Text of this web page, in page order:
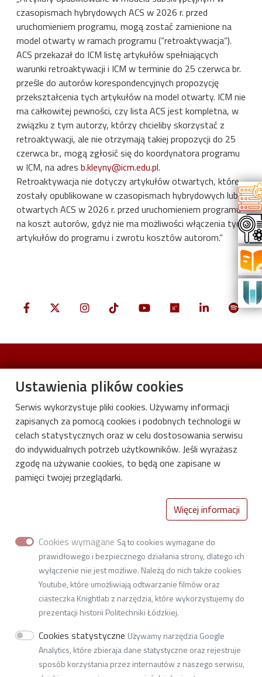
czasopismach hybrydowych ACS w 2026 r. przed
uruchomieniem programu, mogą zostać zamienione na
model otwarty w ramach programu (“retroaktywacja”).
ACS przekazał do ICM listę artykułów spełniających
warunki retroaktywacji i ICM w terminie do 25 czerwca br.
prześle do autorów korespondencyjnych propozycję
przekształcenia tych artykułów na model otwarty. ICM nie
ma całkowitej pewności, czy lista ACS jest kompletna, w
związku z tym autorzy, którzy chcieliby skorzystać z
retroaktywacji, ale nie otrzymają takiej propozycji do 25
czerwca br., mogą zgłosić się do koordynatora programu
w ICM, na adres b.kleyny@icm.edu.pl.
Retroaktywacja nie dotyczy artykułów otwartych, które
zostały opublikowane w czasopismach hybrydowych lub
otwartych ACS w 2026 r. przed uruchomieniem programu
na koszt autorów, gdyż nie ma możliwości włączenia tych
artykułów do programu i zwrotu kosztów autorom.”
Biblioteka Politechniki Łódzkiej
ul. Wólczańska 223, 93-005 Łódź
tel. 42 631 20 73
e-mailoou@lib.p.lodz.pl
Stopka
Biblioteka cyfrowa CYBRA
Dla bibliotekarzy
Identyfikacja wizualna
Kalendarium
Deklaracja dostępności
Ustawienia plików cookies
Serwis wykorzystuje pliki cookies. Używamy informacji
zapisanych za pomocą cookies i podobnych technologii w
celach statystycznych oraz w celu dostosowania serwisu
do indywidualnych potrzeb użytkowników. Jeśli wyrażasz
zgodę na używanie cookies, to będą one zapisane w
pamięci twojej przeglądarki.
Więcej informacji
Cookies wymagane Są to cookies wymagane do
prawidłowego i bezpiecznego działania strony, dlatego ich
wyłączenie nie jest możliwe. Należą do nich także cookies
Youtube, które umożliwiają odtwarzanie filmów oraz
ciasteczka Knightlab z narzędzia, które wykorzystujemy do
prezentacji historii Politechniki Łódzkiej.
Cookies statystyczne Używamy narzędzia Google
Analytics, które zbieraja dane statystyczne oraz rejestruje
sposób korzystania przez internautów z naszego serwisu,